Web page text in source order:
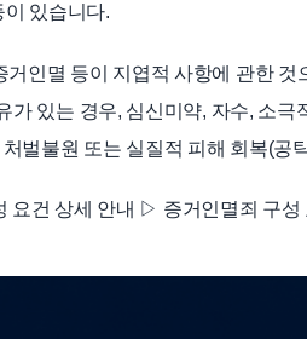
이 있습니다.
인멸 등이 지엽적 사항에 관한
가 있는 경우, 심신미약, 자수, 소
벌불원 또는 실질적 피해 회복(공
요건 상세 안내 ▷ 증거인멸죄 구성